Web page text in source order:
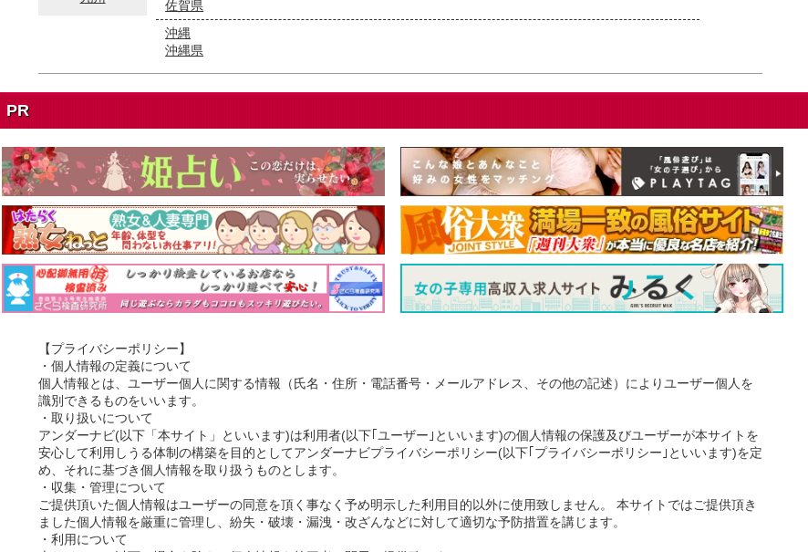
佐賀県
沖縄
沖縄県
PR
【プライバシーポリシー】
・個人情報の定義について
個人情報とは、ユーザー個人に関する情報（氏名・住所・電話番号・メールアドレス、その他の記述）によりユーザー個人を
識別できるものをいいます。
・取り扱いについて
アンダーナビ(以下「本サイト」といいます)は利用者(以下｢ユーザー｣といいます)の個人情報の保護及びユーザーが本サイトを
安心して利用しうる体制の構築を目的としてアンダーナビプライバシーポリシー(以下｢プライバシーポリシー｣といいます)を定
め、それに基づき個人情報を取り扱うものとします。
・収集・管理について
ご提供頂いた個人情報はユーザーの同意を頂く事なく予め明示した利用目的以外に使用致しません。 本サイトではご提供頂き
ました個人情報を厳重に管理し、紛失・破壊・漏洩・改ざんなどに対して適切な予防措置を講じます。
・利用について